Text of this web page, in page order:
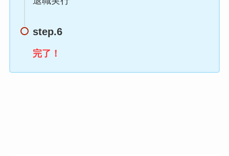
step.6
完了！